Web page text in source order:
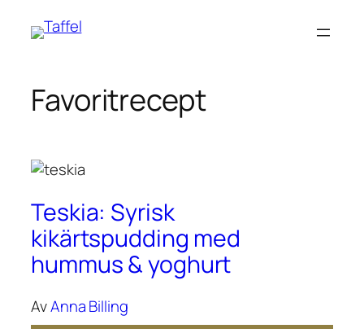
Hoppa
Favoritrecept
Teskia: Syrisk
kikärtspudding med
hummus & yoghurt
AvAnna Billing